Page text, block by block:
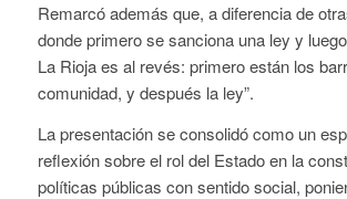
Remarcó además que, a diferencia de
donde primero se sanciona una ley y
La Rioja es al revés: primero están los
comunidad, y después la ley”.
La presentación se consolidó como un
reflexión sobre el rol del Estado en la
políticas públicas con sentido social,